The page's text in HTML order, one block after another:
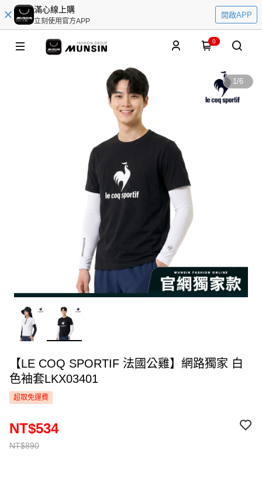
滿心線上購
立刻使用官方APP
開啟APP
0
1/6
【LE COQ SPORTIF 法國公雞】網路獨家 白
色袖套LKX03401
超取免運費
NT$890
NT$534